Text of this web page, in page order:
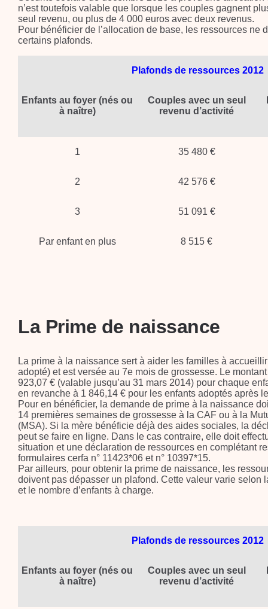
n’est toutefois valable que lorsque les couples gagnent
seul revenu, ou plus de 4 000 euros avec deux revenus.
Pour bénéficier de l’allocation de base, les ressources ne
certains plafonds.
Plafonds de ressources 2012
Enfants au foyer (nés ou
à naître)
Couples avec un seul
revenu d’activité
1 35 480 €
2 42 576 €
3 51 091 €
Par enfant en plus 8 515 €
La Prime de naissance
La prime à la naissance sert à aider les familles à
adopté) et est versée au 7e mois de grossesse. Le montant
923,07 € (valable jusqu’au 31 mars 2014) pour chaque
en revanche à 1 846,14 € pour les enfants adoptés après
Pour en bénéficier, la demande de prime à la naissance
14 premières semaines de grossesse à la CAF ou à la
(MSA). Si la mère bénéficie déjà des aides sociales, la
peut se faire en ligne. Dans le cas contraire, elle doit
situation et une déclaration de ressources en complétant
formulaires cerfa n° 11423*06 et n° 10397*15.
Par ailleurs, pour obtenir la prime de naissance, les
doivent pas dépasser un plafond. Cette valeur varie selon
et le nombre d’enfants à charge.
Plafonds de ressources 2012
Enfants au foyer (nés ou
à naître)
Couples avec un seul
revenu d’activité